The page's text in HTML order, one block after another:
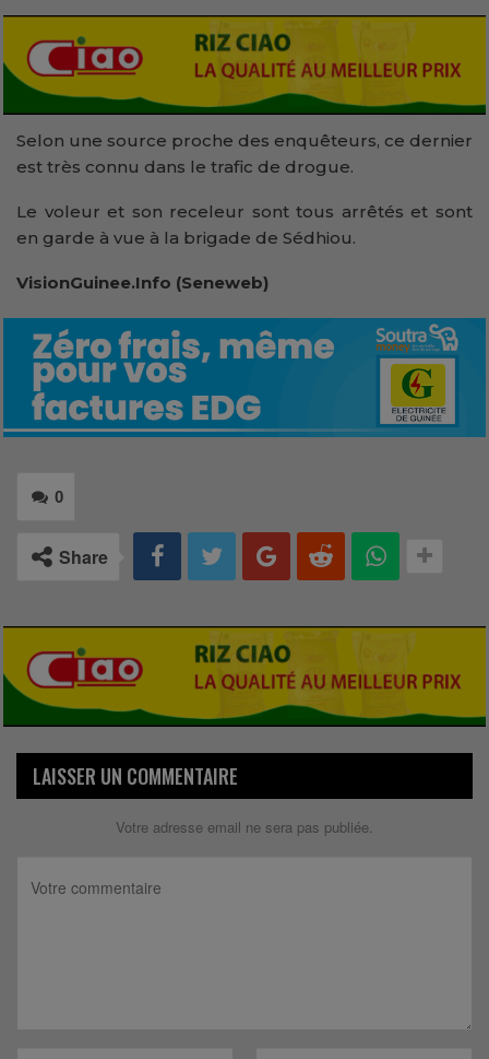
Selon une source proche des enquêteurs, ce dernier
est très connu dans le trafic de drogue.
Le voleur et son receleur sont tous arrêtés et sont
en garde à vue à la brigade de Sédhiou.
VisionGuinee.Info (Seneweb)
0
Share
LAISSER UN COMMENTAIRE
Votre adresse email ne sera pas publiée.